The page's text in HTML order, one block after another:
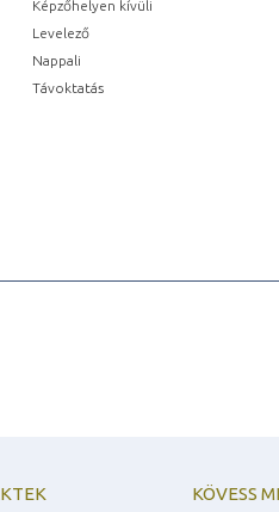
Képzőhelyen kívüli
Levelező
Nappali
Távoktatás
KÖVESS